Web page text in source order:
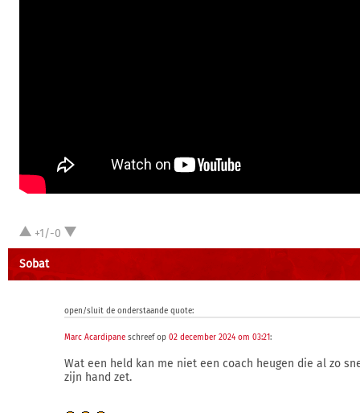
+1/-0
Sobat
open/sluit de onderstaande quote:
Marc Acardipane schreef op 02 december 2024 om 03:21:
Wat een held kan me niet een coach heugen die al zo
zijn hand zet.